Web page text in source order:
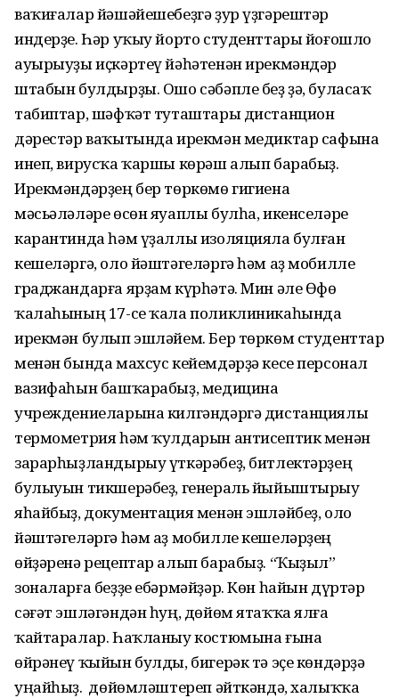
ваҡиғалар йәшәйешебеҙгә ҙур үҙгәрештәр
индерҙе. Һәр уҡыу йорто студенттары йоғошло
ауырыуҙы иҫкәртеү йәһәтенән ирекмәндәр
штабын булдырҙы. Ошо сәбәпле беҙ ҙә, буласаҡ
табиптар, шәфҡәт туташтары дистанцион
дәрестәр ваҡытында ирекмән медиктар сафына
инеп, вирусҡа ҡаршы көрәш алып барабыҙ.
Ирекмәндәрҙең бер төркөмө гигиена
мәсьәләләре өсөн яуаплы булһа, икенселәре
карантинда һәм үҙаллы изоляцияла булған
кешеләргә, оло йәштәгеләргә һәм аҙ мобилле
граджандарға ярҙам күрһәтә. Мин әле Өфө
ҡалаһының 17-се ҡала поликлиникаһында
ирекмән булып эшләйем. Бер төркөм студенттар
менән бында махсус кейемдәрҙә кесе персонал
вазифаһын башҡарабыҙ, медицина
учреждениеларына килгәндәргә дистанциялы
термометрия һәм ҡулдарын антисептик менән
зарарһыҙландырыу үткәрәбеҙ, битлектәрҙең
булыуын тикшерәбеҙ, генераль йыйыштырыу
яһайбыҙ, документация менән эшләйбеҙ, оло
йәштәгеләргә һәм аҙ мобилле кешеләрҙең
өйҙәренә рецептар алып барабыҙ. “Ҡыҙыл”
зоналарға беҙҙе ебәрмәйҙәр. Көн һайын дүртәр
сәғәт эшләгәндән һуң, дөйөм ятаҡҡа ялға
ҡайтаралар. Һаҡланыу костюмына ғына
өйрәнеү ҡыйын булды, бигерәк тә эҫе көндәрҙә
уңайһыҙ. Ә дөйөмләштереп әйткәндә, халыҡҡа